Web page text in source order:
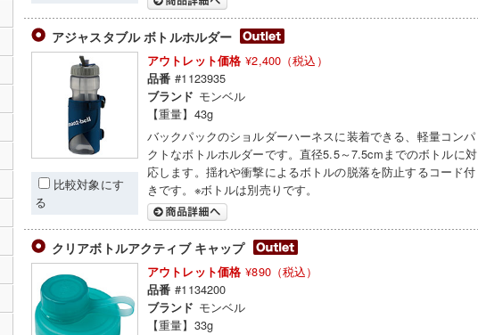
アジャスタブル ボトルホルダー
比較対象にす
る
アウトレット価格 ¥2,400（税込）
品番 #1123935
ブランド モンベル
【重量】43g
バックパックのショルダーハーネスに装着できる、軽量コンパ
クトなボトルホルダーです。直径5.5～7.5cmまでのボトルに対
応します。揺れや衝撃によるボトルの脱落を防止するコード付
きです。※ボトルは別売りです。
クリアボトルアクティブ キャップ
アウトレット価格 ¥890（税込）
品番 #1134200
ブランド モンベル
【重量】33g